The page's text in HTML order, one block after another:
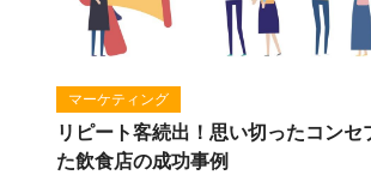
マーケティング
リピート客続出！思い切ったコンセ
た飲食店の成功事例